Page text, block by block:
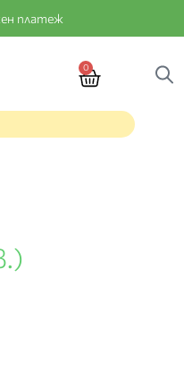
платеж
0